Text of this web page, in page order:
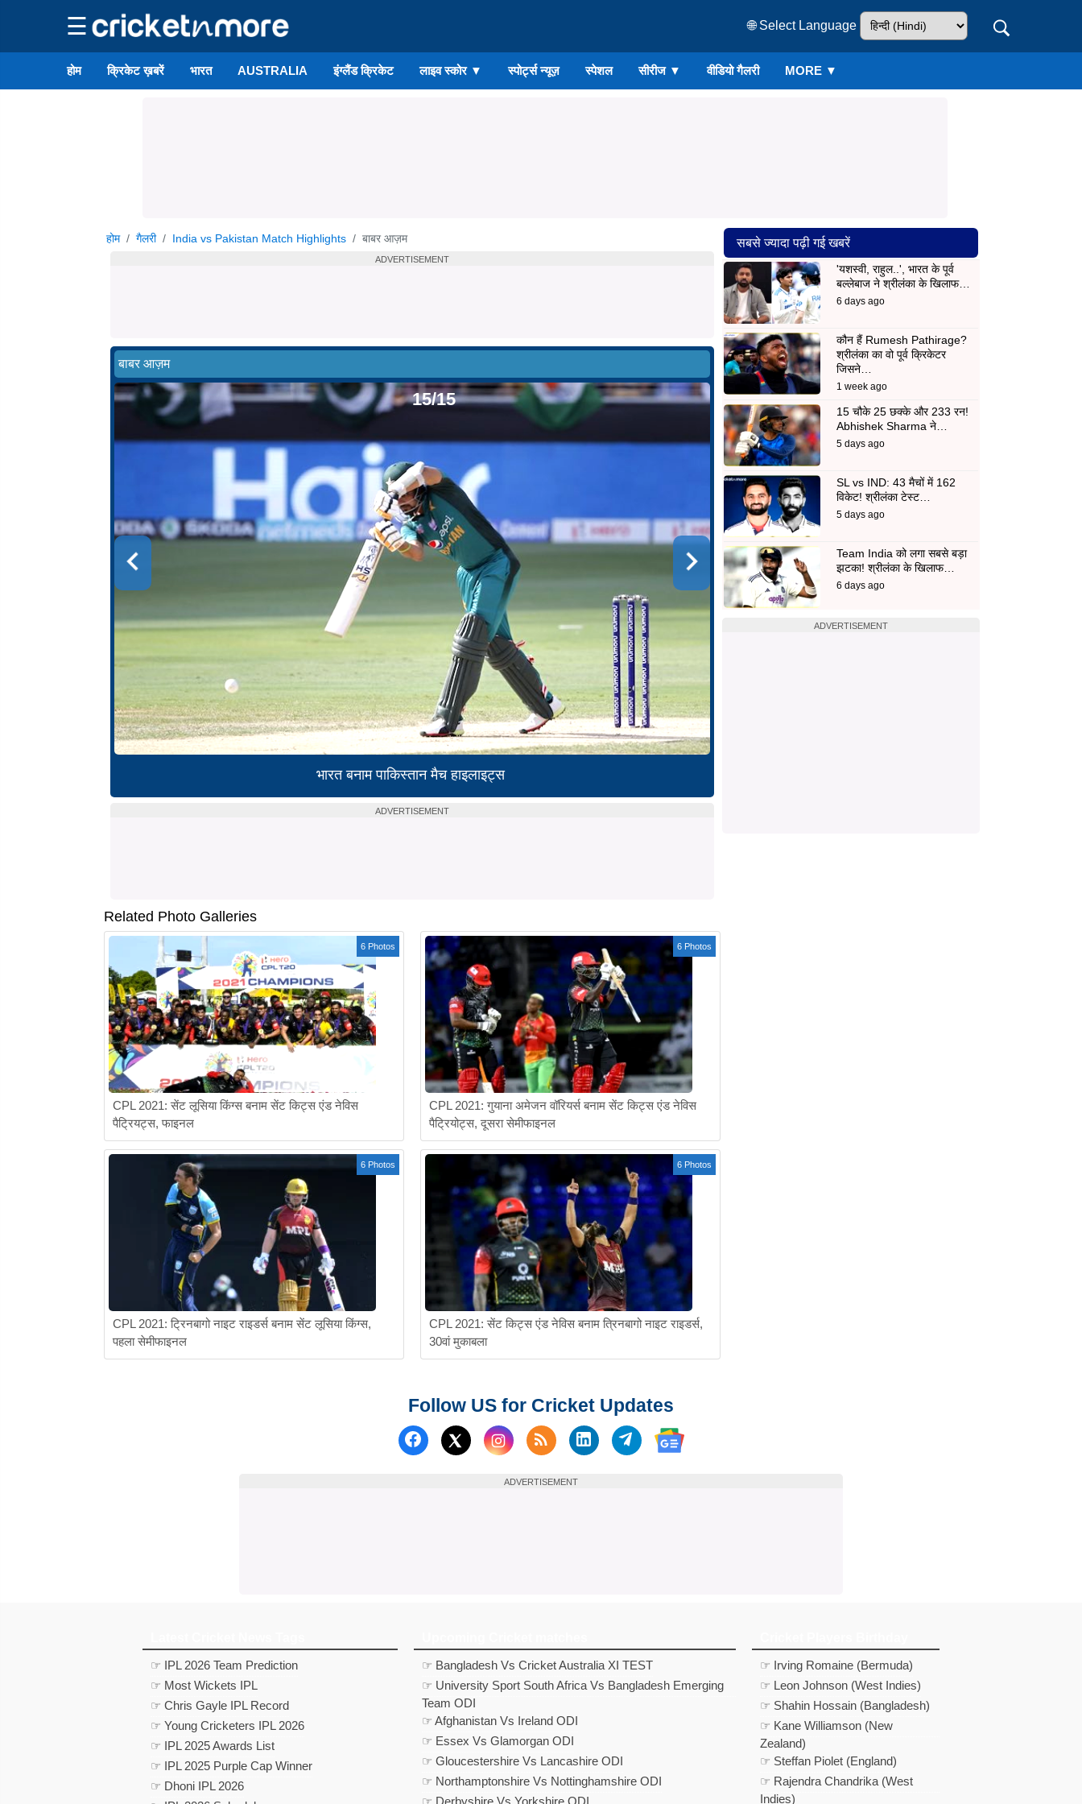
☰ 🌐 Select Language
होम क्रिकेट ख़बरें भारत AUSTRALIA इंग्लैंड क्रिकेट लाइव स्कोर ▼ स्पोर्ट्स न्यूज़ स्पेशल सीरीज ▼ वीडियो गैलरी MORE ▼
होम गैलरी India vs Pakistan Match Highlights बाबर आज़म
ADVERTISEMENT
बाबर आज़म
15/15
भारत बनाम पाकिस्तान मैच हाइलाइट्स
ADVERTISEMENT
Related Photo Galleries
6 Photos
CPL 2021: सेंट लूसिया किंग्स बनाम सेंट किट्स एंड नेविस
पैट्रियट्स, फाइनल
6 Photos
CPL 2021: गुयाना अमेजन वॉरियर्स बनाम सेंट किट्स एंड नेविस
पैट्रियोट्स, दूसरा सेमीफाइनल
6 Photos
CPL 2021: ट्रिनबागो नाइट राइडर्स बनाम सेंट लूसिया किंग्स,
पहला सेमीफाइनल
6 Photos
CPL 2021: सेंट किट्स एंड नेविस बनाम त्रिनबागो नाइट राइडर्स,
30वां मुकाबला
सबसे ज्यादा पढ़ी गई खबरें
'यशस्वी, राहुल..', भारत के पूर्व
बल्लेबाज ने श्रीलंका के खिलाफ…
6 days ago
कौन हैं Rumesh Pathirage?
श्रीलंका का वो पूर्व क्रिकेटर
जिसने…
1 week ago
15 चौके 25 छक्के और 233 रन!
Abhishek Sharma ने…
5 days ago
SL vs IND: 43 मैचों में 162
विकेट! श्रीलंका टेस्ट…
5 days ago
Team India को लगा सबसे बड़ा
झटका! श्रीलंका के खिलाफ…
6 days ago
ADVERTISEMENT
Follow US for Cricket Updates
Follow us on Facebook
Follow us on X (Twitter)
Subscribe to our RSS Feed
Follow us on LinkedIn
Follow us on Telegram
Follow us on Google News
ADVERTISEMENT
☞ IPL 2026 Team Prediction
☞ Most Wickets IPL
☞ Chris Gayle IPL Record
☞ Young Cricketers IPL 2026
☞ IPL 2025 Awards List
☞ IPL 2025 Purple Cap Winner
☞ Dhoni IPL 2026
☞ Bangladesh Vs Cricket Australia XI TEST
☞ University Sport South Africa Vs Bangladesh Emerging
Team ODI
☞ Afghanistan Vs Ireland ODI
☞ Essex Vs Glamorgan ODI
☞ Gloucestershire Vs Lancashire ODI
☞ Northamptonshire Vs Nottinghamshire ODI
☞ Irving Romaine (Bermuda)
☞ Leon Johnson (West Indies)
☞ Shahin Hossain (Bangladesh)
☞ Kane Williamson (New
Zealand)
☞ Steffan Piolet (England)
☞ Rajendra Chandrika (West
Indies)